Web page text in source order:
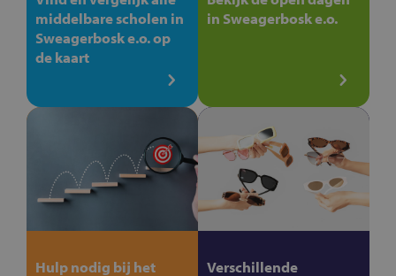
middelbare scholen in
Sweagerbosk e.o. op
de kaart
in Sweagerbosk e.o.
Hulp nodig bij het
Verschillende